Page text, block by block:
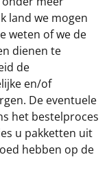
land we mogen
weten of we de
dienen te
de
en/of
De eventuele
het bestelproces
u pakketten uit
hebben op de